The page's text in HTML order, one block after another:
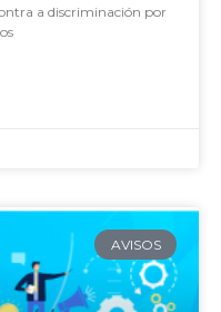
a discriminación por
AVISOS